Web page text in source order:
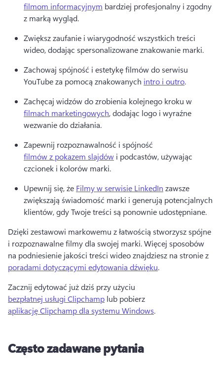
filmom informacyjnym bardziej profesjonalny i zgodny
z marką wygląd.
Zwiększ zaufanie i wiarygodność wszystkich treści
wideo, dodając spersonalizowane znakowanie marki.
Zachowaj spójność i estetykę filmów do serwisu
YouTube za pomocą znakowanych intro i outro.
Zachęcaj widzów do zrobienia kolejnego kroku w
filmach marketingowych, dodając logo i wyraźne
wezwanie do działania.
Zapewnij rozpoznawalność i spójność
filmów z pokazem slajdów i podcastów, używając
czcionek i kolorów marki.
Upewnij się, że Filmy w serwisie LinkedIn zawsze
zwiększają świadomość marki i generują potencjalnych
klientów, gdy Twoje treści są ponownie udostępniane.
Dzięki zestawowi markowemu z łatwością stworzysz spójne
i rozpoznawalne filmy dla swojej marki. Więcej sposobów
na podniesienie jakości treści wideo znajdziesz na stronie z
poradami dotyczącymi edytowania dźwięku.
Zacznij edytować już dziś przy użyciu
bezpłatnej usługi Clipchamp lub pobierz
aplikację Clipchamp dla systemu Windows.
Często zadawane pytania